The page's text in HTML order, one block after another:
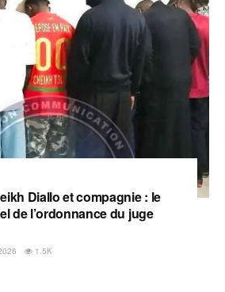
Diallo et compagnie : le
de l’ordonnance du juge
1.5K